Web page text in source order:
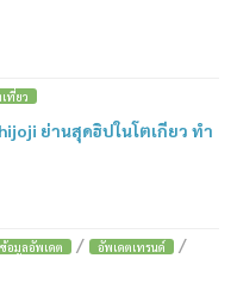
ที่ยว
ย่านสุดฮิปในโตเกียว ทำ
ข้อมูลอัพเดต / อัพเดตเทรนด์ /